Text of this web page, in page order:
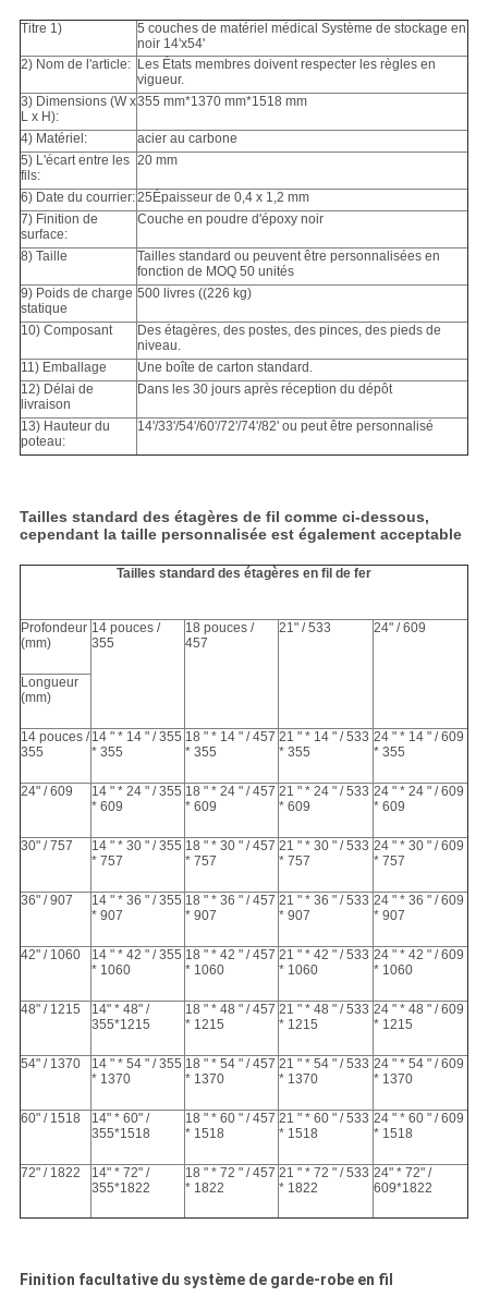
Titre 1)
5 couches de matériel médical Système de stockage en
noir 14'x54'
2) Nom de l'article: Les États membres doivent respecter les règles en
vigueur.
3) Dimensions (W x
L x H):
355 mm*1370 mm*1518 mm
4) Matériel:
acier au carbone
5) L'écart entre les
fils:
20 mm
6) Date du courrier:25Épaisseur de 0,4 x 1,2 mm
7) Finition de
surface:
Couche en poudre d'époxy noir
8) Taille
Tailles standard ou peuvent être personnalisées en
fonction de MOQ 50 unités
9) Poids de charge
statique
500 livres ((226 kg)
10) Composant
Des étagères, des postes, des pinces, des pieds de
niveau.
11) Emballage
Une boîte de carton standard.
12) Délai de
livraison
Dans les 30 jours après réception du dépôt
13) Hauteur du
poteau:
14'/33'/54'/60'/72'/74'/82' ou peut être personnalisé
Tailles standard des étagères de fil comme ci-dessous,
cependant la taille personnalisée est également acceptable
Tailles standard des étagères en fil de fer
Profondeur
(mm)
14 pouces /
355
18 pouces /
457
21" / 533 24" / 609
Longueur
(mm)
14 pouces /
355
14 " * 14 " / 355
* 355
18 " * 14 " / 457
* 355
21 " * 14 " / 533
* 355
24 " * 14 " / 609
* 355
24" / 609
14 " * 24 " / 355
* 609
18 " * 24 " / 457
* 609
21 " * 24 " / 533
* 609
24 " * 24 " / 609
* 609
30" / 757
14 " * 30 " / 355
* 757
18 " * 30 " / 457
* 757
21 " * 30 " / 533
* 757
24 " * 30 " / 609
* 757
36" / 907
14 " * 36 " / 355
* 907
18 " * 36 " / 457
* 907
21 " * 36 " / 533
* 907
24 " * 36 " / 609
* 907
42" / 1060
14 " * 42 " / 355
* 1060
18 " * 42 " / 457
* 1060
21 " * 42 " / 533
* 1060
24 " * 42 " / 609
* 1060
48" / 1215
14" * 48" /
355*1215
18 " * 48 " / 457
* 1215
21 " * 48 " / 533
* 1215
24 " * 48 " / 609
* 1215
54" / 1370
14 " * 54 " / 355
* 1370
18 " * 54 " / 457
* 1370
21 " * 54 " / 533
* 1370
24 " * 54 " / 609
* 1370
60" / 1518
14" * 60" /
355*1518
18 " * 60 " / 457
* 1518
21 " * 60 " / 533
* 1518
24 " * 60 " / 609
* 1518
72" / 1822
14" * 72" /
355*1822
18 " * 72 " / 457
* 1822
21 " * 72 " / 533
* 1822
24" * 72" /
609*1822
Finition facultative du système de garde-robe en fil